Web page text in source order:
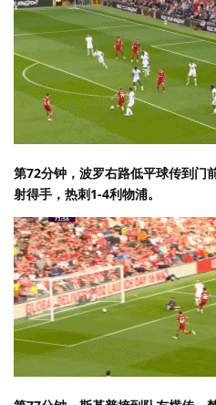
第72分钟，波罗右路低平球传到门
射得手，热刺1-4利物浦。